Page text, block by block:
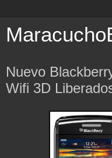
Nuevo
Wifi 3D